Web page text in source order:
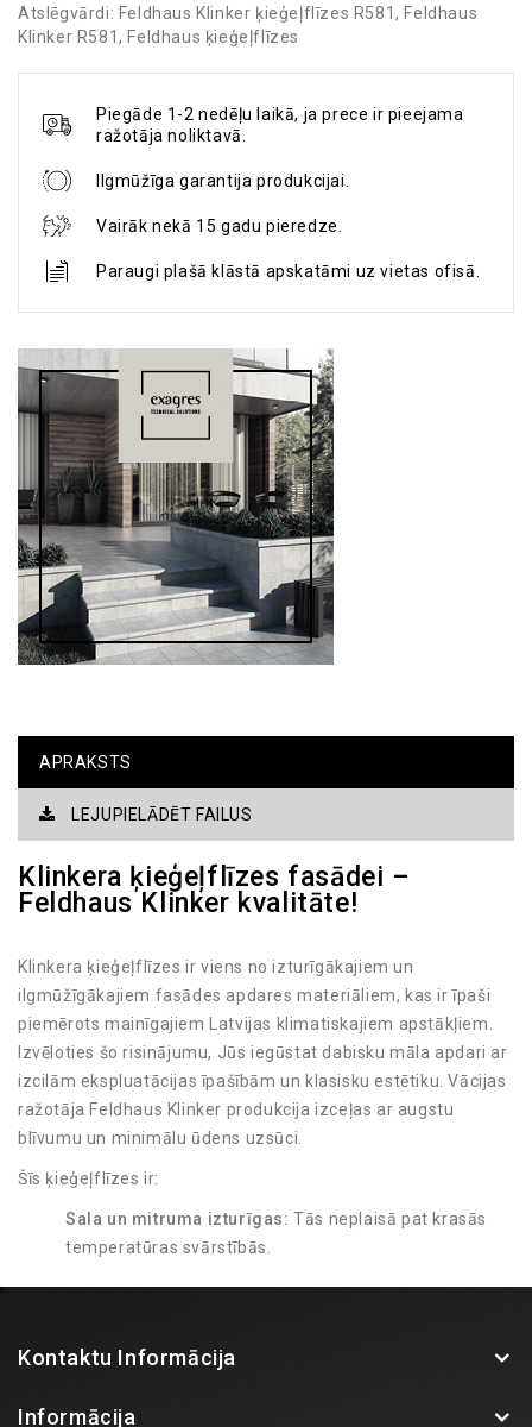
Atslēgvārdi: Feldhaus Klinker ķieģeļflīzes R581, Feldhaus
Klinker R581, Feldhaus ķieģeļflīzes
Piegāde 1-2 nedēļu laikā, ja prece ir pieejama
ražotāja noliktavā.
Ilgmūžīga garantija produkcijai.
Vairāk nekā 15 gadu pieredze.
Paraugi plašā klāstā apskatāmi uz vietas ofisā.
APRAKSTS
LEJUPIELĀDĒT FAILUS
Klinkera ķieģeļflīzes fasādei –
Feldhaus Klinker kvalitāte!
Klinkera ķieģeļflīzes ir viens no izturīgākajiem un
ilgmūžīgākajiem fasādes apdares materiāliem, kas ir īpaši
piemērots mainīgajiem Latvijas klimatiskajiem apstākļiem.
Izvēloties šo risinājumu, Jūs iegūstat dabisku māla apdari ar
izcilām ekspluatācijas īpašībām un klasisku estētiku. Vācijas
ražotāja Feldhaus Klinker produkcija izceļas ar augstu
blīvumu un minimālu ūdens uzsūci.
Šīs ķieģeļflīzes ir:
Sala un mitruma izturīgas: Tās neplaisā pat krasās
temperatūras svārstībās.
pārkrāsošana vai speciāla apkope.
Kontaktu Informācija
Informācija